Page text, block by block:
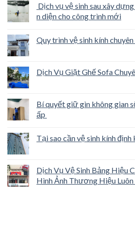
Dịch vụ vệ sinh sau xây
n diện cho công trình mới
Quy trình vệ sinh kính
Dịch Vụ Giặt Ghế Sofa
Bí quyết giữ gìn không gian
ấp
Tại sao cần vệ sinh kính định
Dịch Vụ Vệ Sinh Bảng Hiệu
Hình Ảnh Thương Hiệu Luôn